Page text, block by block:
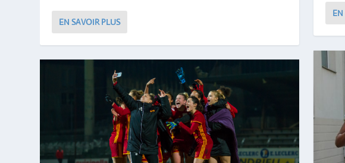
EN SAVOIR PLUS
EN